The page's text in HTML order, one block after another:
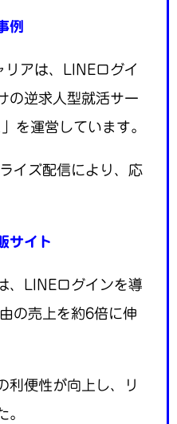
例
アは、LINEログイ
の逆求人型就活サー
を運営しています。
イズ配信により、応
サイト
、LINEログインを導
の売上を約6倍に伸
利便性が向上し、リ
。